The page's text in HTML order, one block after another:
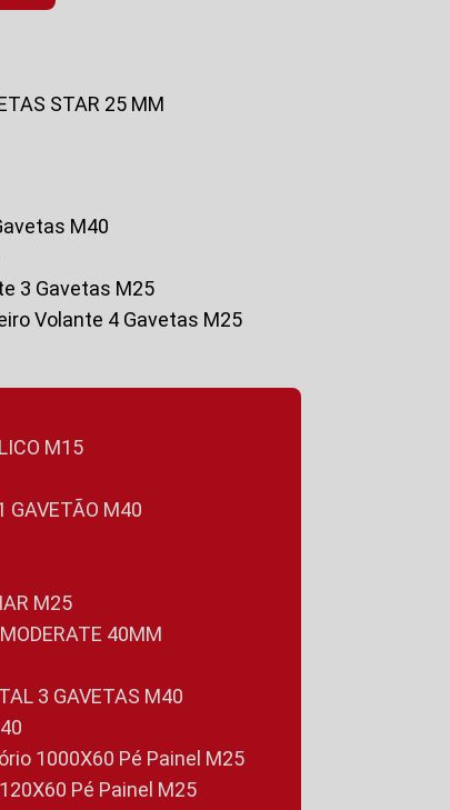
STAR 25 MM
M40
3 Gavetas M25
Volante 4 Gavetas M25
M15
GAVETÃO M40
M25
MODERATE 40MM
3 GAVETAS M40
1000X60 Pé Painel M25
Pé Painel M25